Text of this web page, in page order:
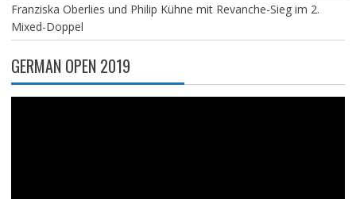
Franziska Oberlies und Philip Kühne mit Revanche-Sieg im 2.
Mixed-Doppel
GERMAN OPEN 2019